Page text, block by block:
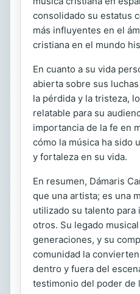
consolidado su estatus
más influyentes en el
cristiana en el mundo
En cuanto a su vida
abierta sobre sus
la pérdida y la tristeza,
relatable para su
importancia de la fe en
cómo la música ha sido
y fortaleza en su vida.
En resumen, Dámaris
que una artista; es una
utilizado su talento para
otros. Su legado
generaciones, y su
comunidad la
dentro y fuera del
testimonio del poder de